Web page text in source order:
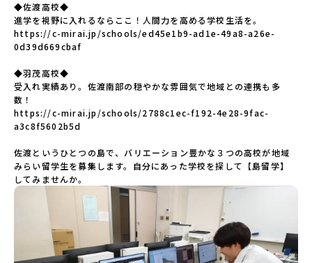
◆佐渡高校◆
進学を視野に入れるならここ！人間力を高める学校生活を。
https://c-mirai.jp/schools/ed45e1b9-ad1e-49a8-a26e-
0d39d669cbaf
◆羽茂高校◆
受入れ実績あり。佐渡南部の穏やかな雰囲気で地域との連携も多
数！
https://c-mirai.jp/schools/2788c1ec-f192-4e28-9fac-
a3c8f5602b5d
佐渡というひとつの島で、バリエーション豊かな３つの高校が地域
みらい留学生を募集します。自分にあった学校を探して【島留学】
してみませんか。